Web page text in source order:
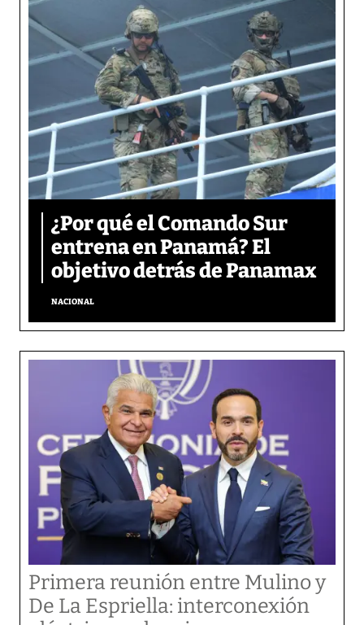
¿Por qué el Comando Sur
entrena en Panamá? El
objetivo detrás de Panamax
NACIONAL
Primera reunión entre Mulino y
De La Espriella: interconexión